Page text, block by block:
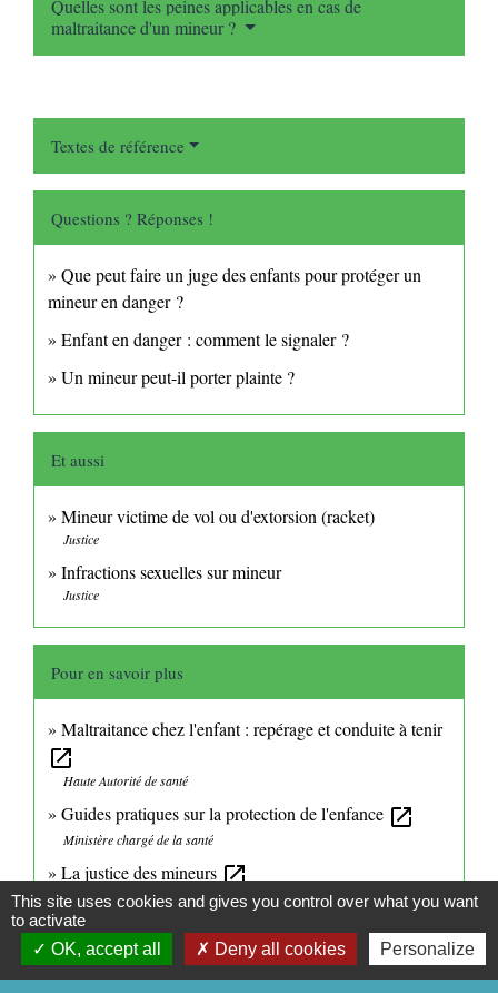
Quelles sont les peines applicables en cas de
maltraitance d'un mineur ?
Textes de référence
Questions ? Réponses !
Que peut faire un juge des enfants pour protéger un
mineur en danger ?
Enfant en danger : comment le signaler ?
Un mineur peut-il porter plainte ?
Et aussi
Mineur victime de vol ou d'extorsion (racket)
Justice
Infractions sexuelles sur mineur
Justice
Pour en savoir plus
Maltraitance chez l'enfant : repérage et conduite à tenir
open_in_new
Haute Autorité de santé
Guides pratiques sur la protection de l'enfance open_in_new
Ministère chargé de la santé
La justice des mineursopen_in_new
Ministère chargé de la justice
Parcours victimes (violences physiques, sexuelles ou
psychologiques) open_in_new
Ministère chargé de la justice
This site uses cookies and gives you control over what you want
to activate
OK, accept all
Deny all cookies Personalize